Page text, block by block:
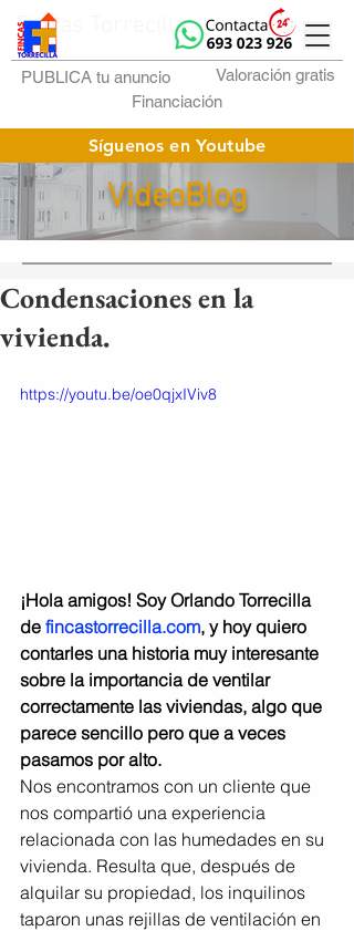
Fincas Torrecilla
PUBLICA tu anuncio
Valoración gratis
Financiación
Síguenos en Youtube
VideoBlog
Condensaciones en la
vivienda.
https://youtu.be/oe0qjxIViv8
¡Hola amigos! Soy Orlando Torrecilla
de fincastorrecilla.com, y hoy quiero
contarles una historia muy interesante
sobre la importancia de ventilar
correctamente las viviendas, algo que
parece sencillo pero que a veces
pasamos por alto.
Nos encontramos con un cliente que
nos compartió una experiencia
relacionada con las humedades en su
vivienda. Resulta que, después de
alquilar su propiedad, los inquilinos
taparon unas rejillas de ventilación en